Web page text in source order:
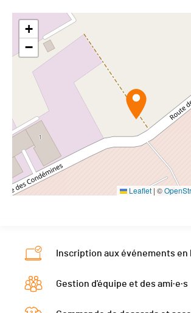
+
−
Leaflet | ©
Inscription aux événements en
Gestion d'équipe et des ami·e·s